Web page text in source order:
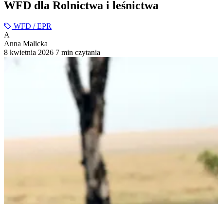
WFD dla Rolnictwa i leśnictwa
WFD / EPR
A
Anna Malicka
8 kwietnia 2026 7 min czytania